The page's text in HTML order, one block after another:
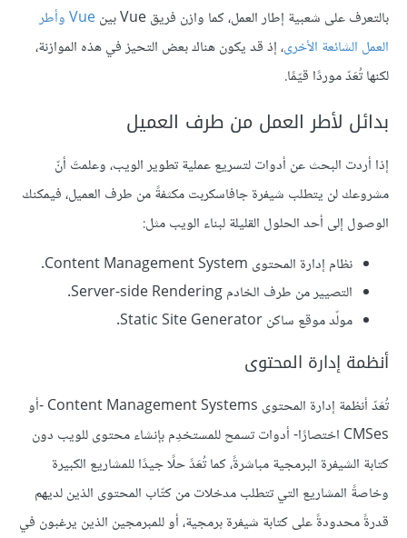
بالتعرف على شعبية إطار العمل، كما وازن فريق Vue بين
Vue وأطر
العمل الشائعة الأخرى، إذ قد يكون هناك بعض التحيز في هذه الموازنة،
لكنها تُعَدّ موردًا قيّمًا.
بدائل لأطر العمل من طرف العميل
إذا أردت البحث عن أدوات لتسريع عملية تطوير الويب، وعلمتَ أنّ
مشروعك لن يتطلب شيفرة جافاسكربت مكثفةً من طرف العميل، فيمكنك
الوصول إلى أحد الحلول القليلة لبناء الويب مثل:
نظام إدارة المحتوى Content Management System.
التصيير من طرف الخادم Server-side Rendering.
مولّد موقع ساكن Static Site Generator.
أنظمة إدارة المحتوى
تُعَدّ أنظمة إدارة المحتوى Content Management Systems -أو
CMSes اختصارًا- أدوات تسمح للمستخدِم بإنشاء محتوى للويب دون
كتابة الشيفرة البرمجية مباشرةً، كما تُعَدً حلًا جيدًا للمشاريع الكبيرة
وخاصةً المشاريع التي تتطلب مدخلات من كتّاب المحتوى الذين لديهم
قدرةً محدودةً على كتابة شيفرة برمجية، أو للمبرمجين الذين يرغبون في